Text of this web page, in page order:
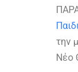
την
Νέο